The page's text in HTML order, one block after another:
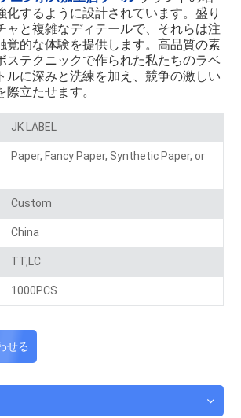
化するように設計されています。盛り
ャと複雑なディテールで、それらは注
覚的な体験を提供します。高品質の素
ステクニックで作られた私たちのラベ
ルに深みと洗練を加え、競争の激しい
立たせます。
JK LABEL
Paper, Fancy Paper, Synthetic Paper, or
Custom
China
TT,LC
1000PCS
せる